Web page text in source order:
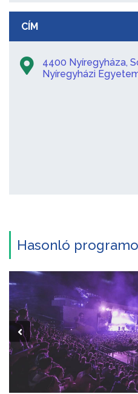
CÍM
4400 Nyíregyháza,
Nyíregyházi
Hasonló